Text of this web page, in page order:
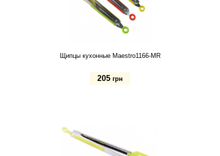
Щипцы кухонные Maestro1166-MR
205 грн